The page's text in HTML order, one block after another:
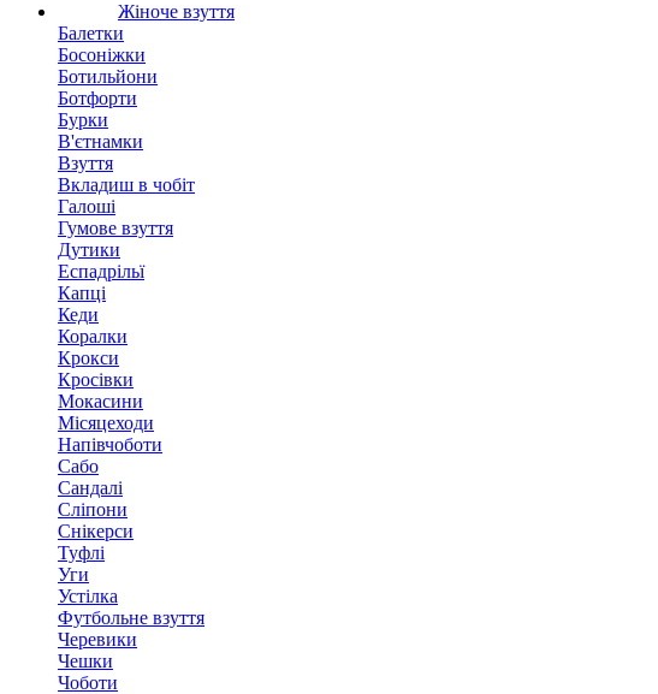
Жіноче взуття
Балетки
Босоніжки
Ботильйони
Ботфорти
Бурки
В'єтнамки
Взуття
Вкладиш в чобіт
Галоші
Гумове взуття
Дутики
Еспадрільї
Капці
Кеди
Коралки
Крокси
Кросівки
Мокасини
Місяцеходи
Напівчоботи
Сабо
Сандалі
Сліпони
Снікерси
Туфлі
Уги
Устілка
Футбольне взуття
Черевики
Чешки
Чоботи